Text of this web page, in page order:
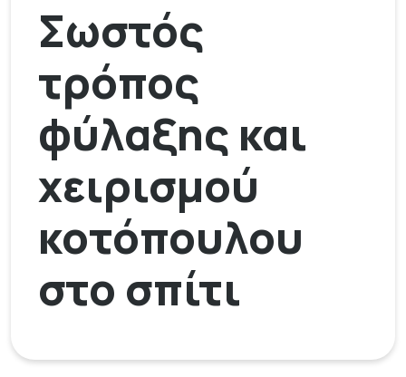
Σωστός
τρόπος
φύλαξης και
χειρισμού
κοτόπουλου
στο σπίτι